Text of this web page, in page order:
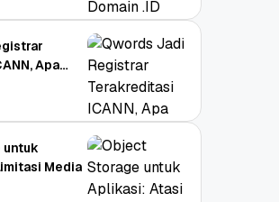
Apa
Media